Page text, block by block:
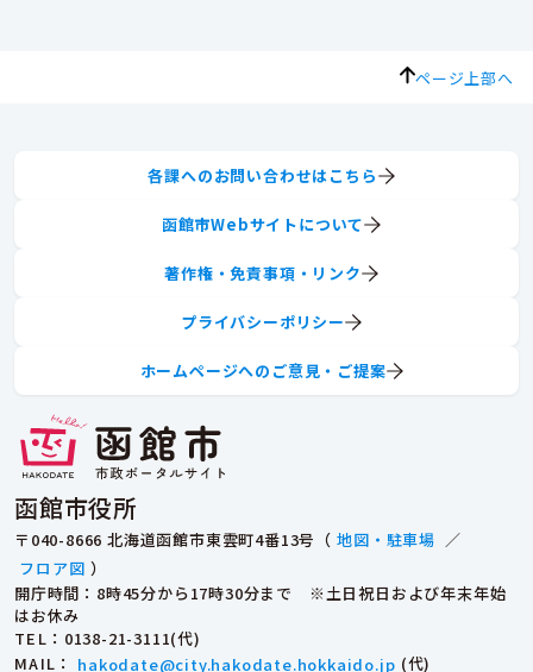
ページ上部へ
函館市役所
〒040-8666 北海道函館市東雲町4番13号（ 地図・駐車場 ／
フロア図 ）
開庁時間：8時45分から17時30分まで ※土日祝日および年末年始
はお休み
TEL ：0138-21-3111(代)
MAIL ： hakodate@city.hakodate.hokkaido.jp (代)
各課へのお問い合わせはこちら
函館市Webサイトについて
著作権・免責事項・リンク
プライバシーポリシー
ホームページへのご意見・ご提案